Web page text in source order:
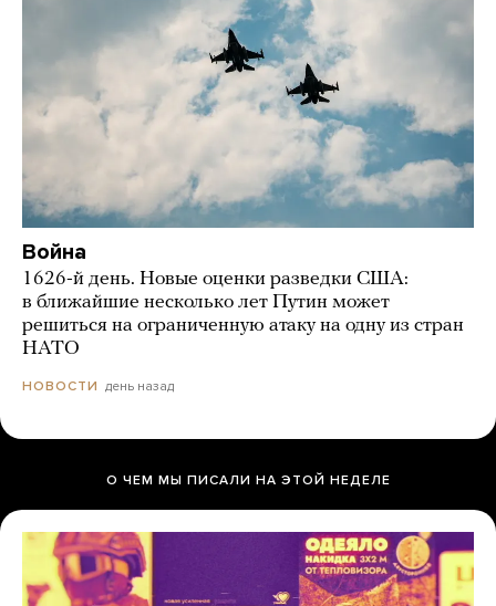
Война
1626-й день. Новые оценки разведки США:
в ближайшие несколько лет Путин может
решиться на ограниченную атаку на одну из стран
НАТО
НОВОСТИ день назад
О ЧЕМ МЫ ПИСАЛИ НА ЭТОЙ НЕДЕЛЕ